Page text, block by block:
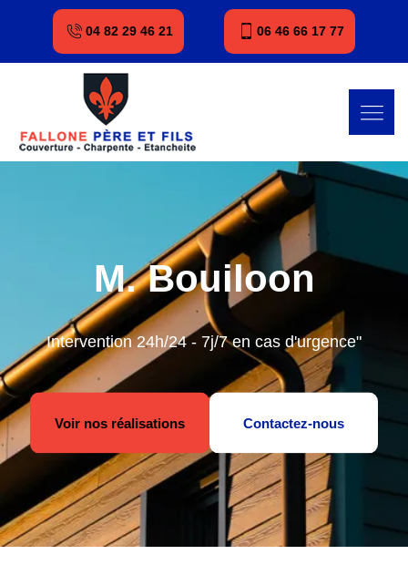
04 82 29 46 21 06 46 66 17 77
M. Bouiloon
Intervention 24h/24 - 7j/7 en cas d'urgence"
Voir nos réalisations Contactez-nous